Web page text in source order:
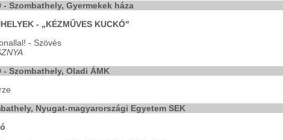
- Szombathely, Gyermekek háza
- „KÉZMŰVES KUCKÓ"
- Szövés
- Szombathely, Oladi ÁMK
Nyugat-magyarországi Egyetem SEK